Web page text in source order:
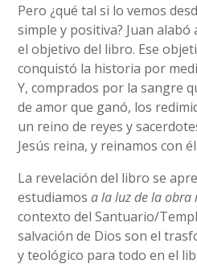
Pero ¿qué tal si lo vemos
simple y positiva? Juan
el objetivo del libro. Ese
conquistó la historia por
Y, comprados por la sangre
de amor que ganó, los
un reino de reyes y
Jesús reina, y reinamos con él
La revelación del libro se
estudiamosa la luz de la obra
contexto del Santuario/
salvación de Dios son el
y teológico para todo en el